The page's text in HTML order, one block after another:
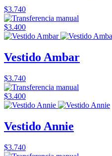
$3.740
$3.400
Vestido Ambar
$3.740
$3.400
Vestido Annie
$3.740